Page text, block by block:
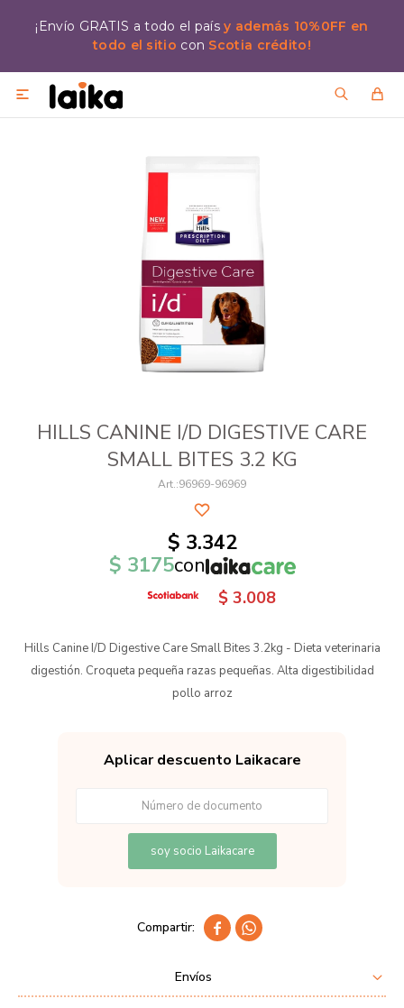
¡Envío GRATIS a todo el paísy además 10%0FF en
todo el sitio con Scotia crédito!

HILLS CANINE I/D DIGESTIVE CARE
SMALL BITES 3.2 KG
96969-96969
$ 3.342
$ 3175con
$ 3.008
Hills Canine I/D Digestive Care Small Bites 3.2kg - Dieta veterinaria
digestión. Croqueta pequeña razas pequeñas. Alta digestibilidad
pollo arroz
Aplicar descuento Laikacare
soy socio Laikacare
 
Envíos